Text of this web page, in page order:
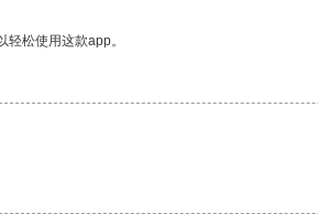
松使用这款app。